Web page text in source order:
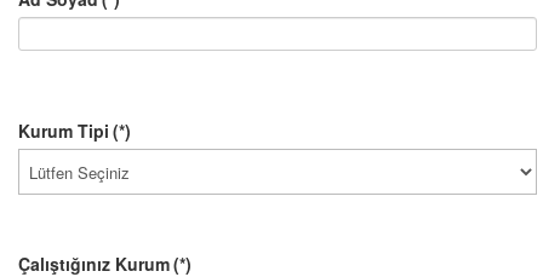
Kurum Tipi (*)
Çalıştığınız Kurum(*)